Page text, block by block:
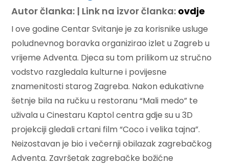
Autor članka: | Link na izvor članka: ovdje
I ove godine Centar Svitanje je za korisnike usluge
poludnevnog boravka organizirao izlet u Zagreb u
vrijeme Adventa. Djeca su tom prilikom uz stručno
vodstvo razgledala kulturne i povijesne
znamenitosti starog Zagreba. Nakon edukativne
šetnje bila na ručku u restoranu “Mali medo” te
uživala u Cinestaru Kaptol centra gdje su u 3D
projekciji gledali crtani film “Coco i velika tajna”.
Neizostavan je bio i večernji obilazak zagrebačkog
Adventa. Završetak zagrebačke božićne